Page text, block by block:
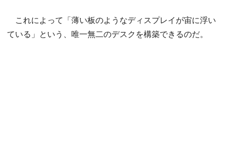
これによって「薄い板のようなディスプレイが宙に浮い
ている」という、唯一無二のデスクを構築できるのだ。